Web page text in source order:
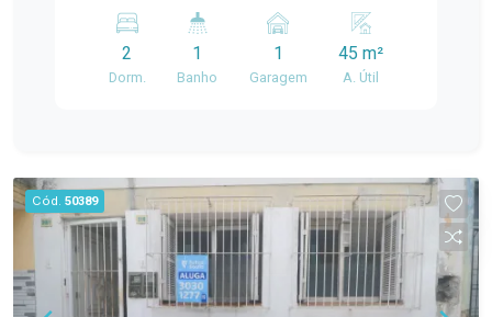
escolas, restaurantes, linhas de transporte
público e diversos estabelecimentos comerciais,
garantindo mais comodidade e praticidade para o
funcionalidade e praticidade. A integração entre
sala e cozinha proporciona maior amplitude ao
ambiente social, tornando o imóvel ideal para
receber amigos, reunir a família ou aproveitar os
momentos de descanso. Ambientes: Sala de
2
Dorm.
1
Banho
1
Garagem
45 m²
A. Útil
Cód. 50389